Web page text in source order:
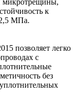
к
МПа.
позволяет легко
с
без